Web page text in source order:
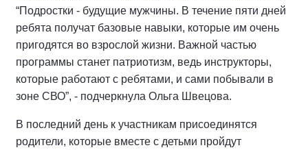
“Подростки - будущие мужчины. В течение пяти дней
ребята получат базовые навыки, которые им очень
пригодятся во взрослой жизни. Важной частью
программы станет патриотизм, ведь инструкторы,
которые работают с ребятами, и сами побывали в
зоне СВО”, - подчеркнула Ольга Швецова.
В последний день к участникам присоединятся
родители, которые вместе с детьми пройдут